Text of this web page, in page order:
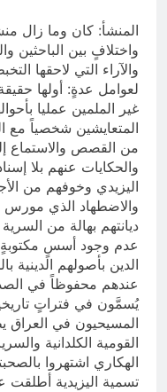
المنشأ: كان وما زال
واختلافٍ بين الباحثين
والآراء التي لاحقها
لعوامل عدةٍ: أولها
غير الملمين عمليا
المتعايشين شخصياً مع
من القصص والاستماع
والحكايات عنهم بلا
اليزيدي وخوفهم من
والاضطهاد الذي
ديانتهم بهالة من
عدم وجود أسسٍ مكتوبةٍ
الدين بأصولهم الدينية
عندهم محفوظاً في
يُسمَّون في فتراتٍ
المسيحيون في العراق
القومية الكلدانية
الهكاري اشتهروا
تسمية اليزيدية أطلقت